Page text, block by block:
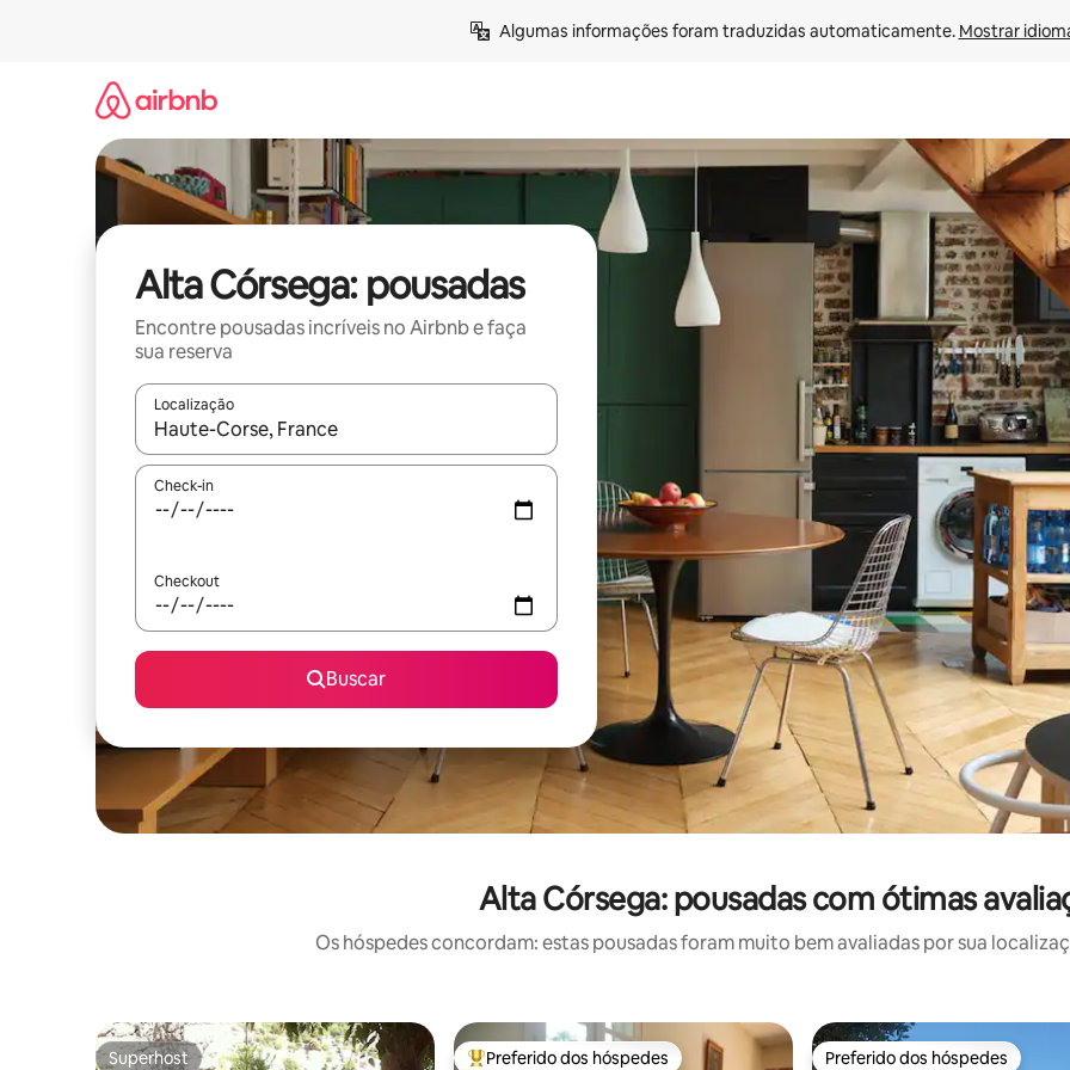
Algumas informações foram traduzidas automaticamente. Mostrar
Alta Córsega: pousadas
Encontre pousadas incríveis no Airbnb e faça
sua reserva
Localização
Quando os resultados estiverem disponíveis, explore-os usando as seta para cima e para baixo do teclado ou tocando
Check-in
Checkout
Buscar
Alta Córsega: pousadas com ótimas
Os hóspedes concordam: estas pousadas foram muito bem avaliadas por sua
Superhost Preferido dos hóspedes Preferido dos hóspedes